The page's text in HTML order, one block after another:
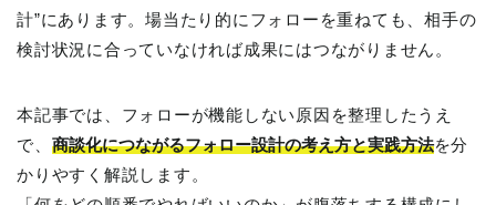
計”にあります。場当たり的にフォローを重ねても、相手の
検討状況に合っていなければ成果にはつながりません。
本記事では、フォローが機能しない原因を整理したうえ
で、 商談化につながるフォロー設計の考え方と実践方法を分
かりやすく解説します。